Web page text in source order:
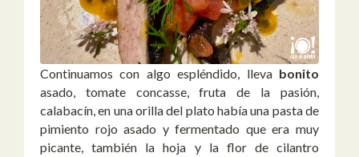
Continuamos con algo espléndido, lleva bonito
asado, tomate concasse, fruta de la pasión,
calabacín, en una orilla del plato había una pasta de
pimiento rojo asado y fermentado que era muy
picante, también la hoja y la flor de cilantro